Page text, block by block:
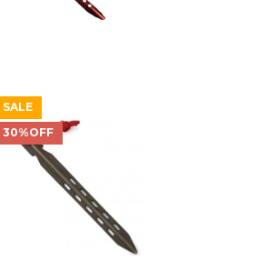
SALE
30%OFF